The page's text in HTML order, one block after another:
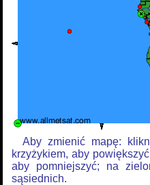
Aby zmienić mapę:
krzyżykiem, aby
aby pomniejszyć; na
sąsiednich.